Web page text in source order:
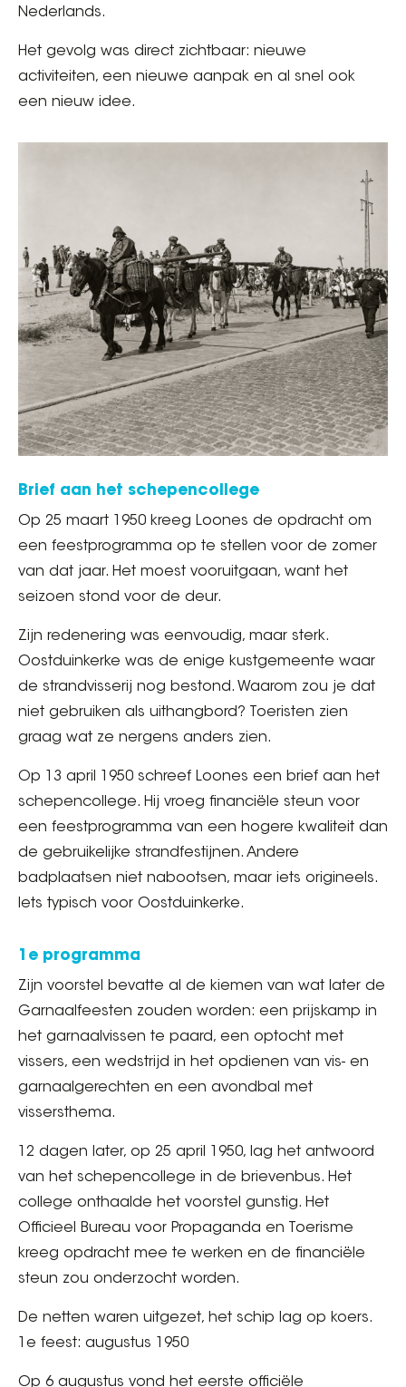
Nederlands.
Het gevolg was direct zichtbaar: nieuwe
activiteiten, een nieuwe aanpak en al snel ook
een nieuw idee.
Brief aan het schepencollege
Op 25 maart 1950 kreeg Loones de opdracht om
een feestprogramma op te stellen voor de zomer
van dat jaar. Het moest vooruitgaan, want het
seizoen stond voor de deur.
Zijn redenering was eenvoudig, maar sterk.
Oostduinkerke was de enige kustgemeente waar
de strandvisserij nog bestond. Waarom zou je dat
niet gebruiken als uithangbord? Toeristen zien
graag wat ze nergens anders zien.
Op 13 april 1950 schreef Loones een brief aan het
schepencollege. Hij vroeg financiële steun voor
een feestprogramma van een hogere kwaliteit dan
de gebruikelijke strandfestijnen. Andere
badplaatsen niet nabootsen, maar iets origineels.
Iets typisch voor Oostduinkerke.
1e programma
Zijn voorstel bevatte al de kiemen van wat later de
Garnaalfeesten zouden worden: een prijskamp in
het garnaalvissen te paard, een optocht met
vissers, een wedstrijd in het opdienen van vis- en
garnaalgerechten en een avondbal met
vissersthema.
12 dagen later, op 25 april 1950, lag het antwoord
van het schepencollege in de brievenbus. Het
college onthaalde het voorstel gunstig. Het
Officieel Bureau voor Propaganda en Toerisme
kreeg opdracht mee te werken en de financiële
steun zou onderzocht worden.
De netten waren uitgezet, het schip lag op koers.
1e feest: augustus 1950
Op 6 augustus vond het eerste officiële